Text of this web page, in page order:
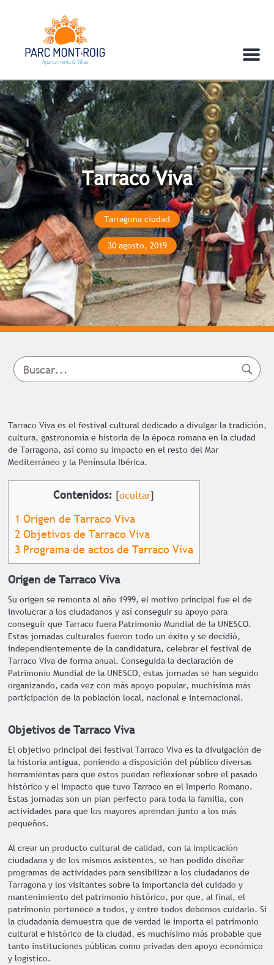
Menu
Tarraco Viva
Tarragona ciudad
30 agosto, 2019
Tarraco Viva es el festival cultural dedicado a divulgar la tradición,
cultura, gastronomía e historia de la época romana en la ciudad
de Tarragona, así como su impacto en el resto del Mar
Mediterráneo y la Península Ibérica.
Contenidos: [ocultar]
1 Origen de Tarraco Viva
2Objetivos de Tarraco Viva
3Programa de actos de Tarraco Viva
Origen de Tarraco Viva
Su origen se remonta al año 1999, el motivo principal fue el de
involucrar a los ciudadanos y así conseguir su apoyo para
conseguir que Tarraco fuera Patrimonio Mundial de la UNESCO.
Estas jornadas culturales fueron todo un éxito y se decidió,
independientemente de la candidatura, celebrar el festival de
Tarraco Viva de forma anual. Conseguida la declaración de
Patrimonio Mundial de la UNESCO, estas jornadas se han seguido
organizando, cada vez con más apoyo popular, muchísima más
participación de la población local, nacional e internacional.
Objetivos de Tarraco Viva
El objetivo principal del festival Tarraco Viva es la divulgación de
la historia antigua, poniendo a disposición del público diversas
herramientas para que estos puedan reflexionar sobre el pasado
histórico y el impacto que tuvo Tarraco en el Imperio Romano.
Estas jornadas son un plan perfecto para toda la familia, con
actividades para que los mayores aprendan junto a los más
pequeños.
Al crear un producto cultural de calidad, con la implicación
ciudadana y de los mismos asistentes, se han podido diseñar
programas de actividades para sensibilizar a los ciudadanos de
Tarragona y los visitantes sobre la importancia del cuidado y
mantenimiento del patrimonio histórico, por que, al final, el
patrimonio pertenece a todos, y entre todos debemos cuidarlo. Si
la ciudadanía demuestra que de verdad le importa el patrimonio
cultural e histórico de la ciudad, es muchísimo más probable que
tanto instituciones públicas como privadas den apoyo económico
y logístico.